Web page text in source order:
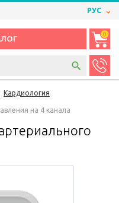
РУС
0
Кардиология
на 4 канала